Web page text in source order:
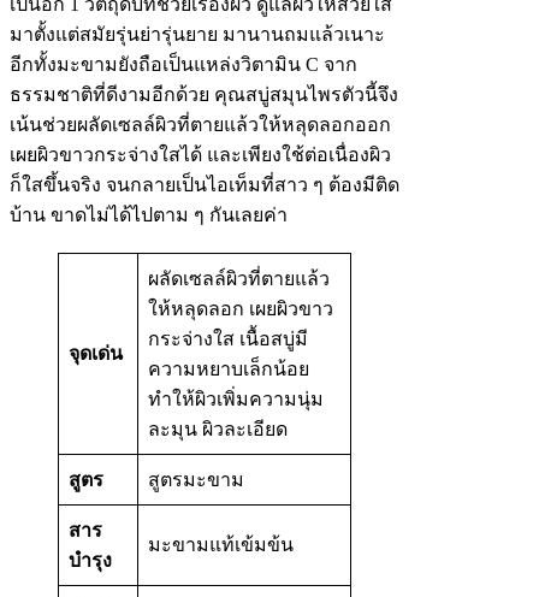
มาตั้งแต่สมัยรุ่นย่ารุ่นยาย มานานถมแล้วเนาะ
อีกทั้งมะขามยังถือเป็นแหล่งวิตามิน C จาก
ธรรมชาติที่ดีงามอีกด้วย คุณสบู่สมุนไพรตัวนี้จึง
เน้นช่วยผลัดเซลล์ผิวที่ตายแล้วให้หลุดลอกออก
เผยผิวขาวกระจ่างใสได้ และเพียงใช้ต่อเนื่องผิว
ก็ใสขึ้นจริง จนกลายเป็นไอเท็มที่สาว ๆ ต้องมีติด
บ้าน ขาดไม่ได้ไปตาม ๆ กันเลยค่า
จุดเด่น
ผลัดเซลล์ผิวที่ตายแล้ว
ให้หลุดลอก เผยผิวขาว
กระจ่างใส เนื้อสบู่มี
ความหยาบเล็กน้อย
ทำให้ผิวเพิ่มความนุ่ม
ละมุน ผิวละเอียด
สูตร สูตรมะขาม
สาร
บำรุง
มะขามแท้เข้มข้น